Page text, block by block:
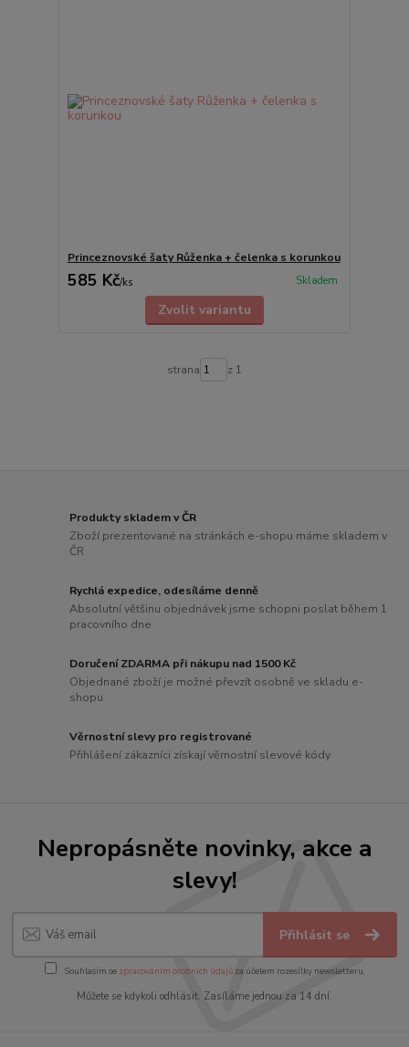
Princeznovské šaty Růženka + čelenka s korunkou
585 Kč/ks Skladem
Zvolit variantu
strana z 1
Produkty skladem v ČR
Zboží prezentované na stránkách e-shopu máme skladem v
ČR
Rychlá expedice, odesíláme denně
Absolutní většinu objednávek jsme schopni poslat během 1
pracovního dne
Doručení ZDARMA při nákupu nad 1500 Kč
Objednané zboží je možné převzít osobně ve skladu e-
shopu
Věrnostní slevy pro registrované
Přihlášení zákazníci získají věrnostní slevové kódy
Nepropásněte novinky, akce a
slevy!
Přihlásit se
Souhlasím se zpracováním osobních údajůza účelem rozesílky newsletteru.
Můžete se kdykoli odhlásit. Zasíláme jednou za 14 dní.